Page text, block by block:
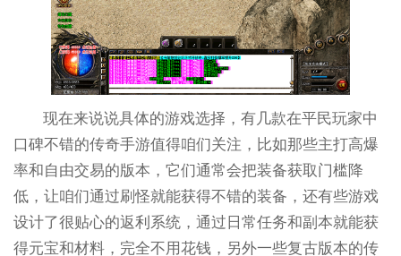
现在来说说具体的游戏选择，有几款在平民玩家中
口碑不错的传奇手游值得咱们关注，比如那些主打高爆
率和自由交易的版本，它们通常会把装备获取门槛降
低，让咱们通过刷怪就能获得不错的装备，还有些游戏
设计了很贴心的返利系统，通过日常任务和副本就能获
得元宝和材料，完全不用花钱，另外一些复古版本的传